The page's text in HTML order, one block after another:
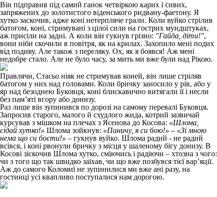
Він підправив під самий ганок четвіркою карих і сивих,
запряжених до золотистого віденського ридвану-фаетону. Я
хутко заскочив, адже коні нетерпляче грали. Коли вуйко стрілив
батогом, коні, стримувані з цілої сили на гострих мундштуках,
аж присіли на задні. А коли він гукнув грізно: "Гайда, діти!",
вони ніби скочили в повітря, як на крилах. Захопило мені подих
від подиву. Але також з переляку. Ох, як я боявся! Аж мені
недобре стало. Але не було часу, за мить ми вже були над Рікою.
Правлячи, Стасьо ніяк не стримував коней, він лише стріляв
батогом у них над головами. Коли бричку заносило у рів, або у
яр над безоднею Буковця, коні блискавично витягали її і несли
без пам’яті вгору або донизу.
Раз лише він зупинився по дорозі на самому перевалі Буковця.
Запросив старого, малого й схудлого жида, котрий зазвичай
курсував з мішком на плечах з Ясенова до Косова: «Шлома,
сідай хутко!» Шлома зойкнув: «Паничу, я си бою!» – «Зі мною
нема що си боєти!» – гукнув вуйко. Шлома радий - не радий
всівся, і коні рвонули бричку з місця у шаленому бігу донизу. В
Косові зіскочив Шлома хутко, сміючись і радіючи – хтозна з чого:
чи з того що так швидко заїхав, чи що вже позбувся тієї вар’яції.
Аж до самого Коломиї не зупинилися ми вже ані разу, на
гостинці усі квапливо поступалися нам дорогою.